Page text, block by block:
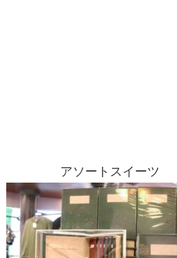
アソートスイーツ